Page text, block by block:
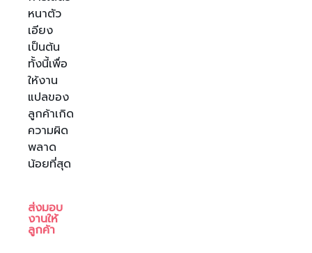
หนาตัว
เอียง
เป็นต้น
ทั้งนี้เพื่อ
ให้งาน
แปลของ
ลูกค้าเกิด
ความผิด
พลาด
น้อยที่สุด
ส่งมอบ
งานให้
ลูกค้า